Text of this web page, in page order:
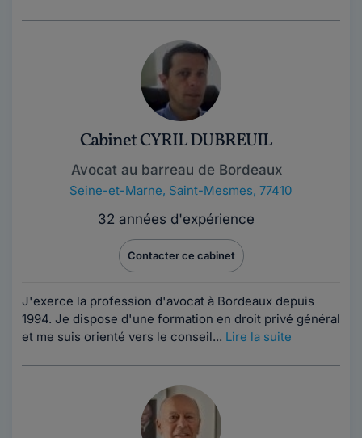
Cabinet CYRIL DUBREUIL
Avocat au barreau de Bordeaux
Seine-et-Marne, Saint-Mesmes, 77410
32 années d'expérience
Contacter ce cabinet
J'exerce la profession d'avocat à Bordeaux depuis
1994. Je dispose d'une formation en droit privé général
et me suis orienté vers le conseil... Lire la suite